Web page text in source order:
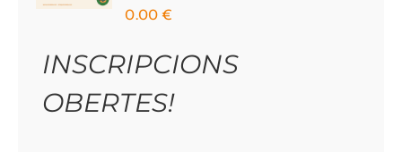
0.00€
INSCRIPCIONS
OBERTES!